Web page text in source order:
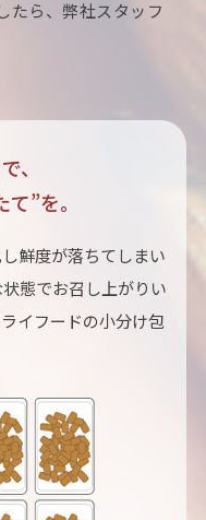
たら、弊社スタッフ
、
”を。
鮮度が落ちてしまい
態でお召し上がりい
イフードの小分け包